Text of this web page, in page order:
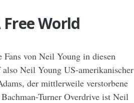
Free World
von Neil Young in diesen
Neil Young US-amerikanischer
der mittlerweile verstorbene
Turner Overdrive ist Neil